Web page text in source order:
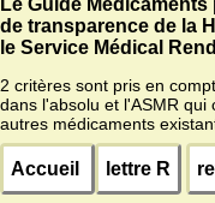
Le Guide
de transparence de la
le Service Médical
2 critères sont pris en
dans l'absolu et l'ASMR
autres médicaments
Accueil lettre R